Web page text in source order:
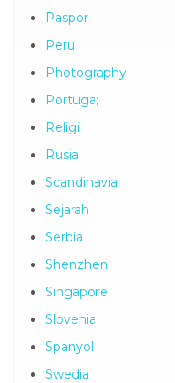
Paspor
Peru
Photography
Portuga;
Religi
Rusia
Scandinavia
Sejarah
Serbia
Shenzhen
Singapore
Slovenia
Spanyol
Swedia